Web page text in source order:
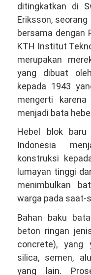
ditingkatkan di
Eriksson,
bersama dengan
KTH Institut
merupakan
yang dibuat
kepada 1943
mengerti
menjadi bata
Hebel blok
Indonesia
konstruksi
lumayan tinggi
menimbulkan
warga pada saat-
Bahan baku
beton ringan
concrete), yang
silica, semen,
yang lain.